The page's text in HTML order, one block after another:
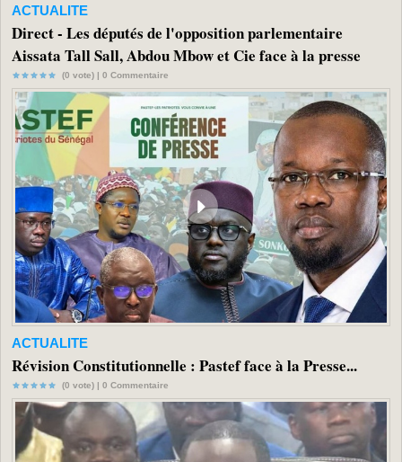
ACTUALITE
Direct - Les députés de l'opposition parlementaire
Aissata Tall Sall, Abdou Mbow et Cie face à la presse
(0 vote) | 0 Commentaire
ACTUALITE
Révision Constitutionnelle : Pastef face à la Presse...
(0 vote) | 0 Commentaire